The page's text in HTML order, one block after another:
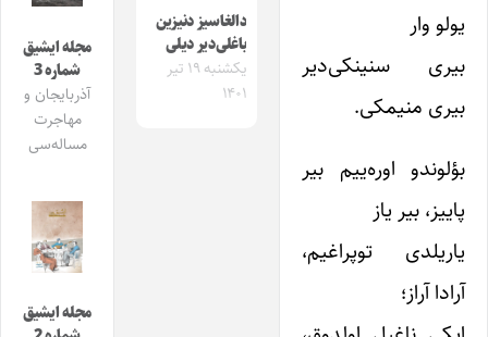
یولو وار
بیری سنینکی‌دیر
بیری منیمکی.
بؤلوندو اوره‌ییم بیر
پاییز، بیر یاز
یاریلدی توپراغیم،
آرادا آراز؛
دالغاسیز دنیزین
باغلی‌دیر دیلی
یکشنبه ۱۹ تیر
۱۴۰۱
مجله ایشیق
شماره 3
آذربایجان و
مهاجرت
مساله‌سی
مجله ایشیق